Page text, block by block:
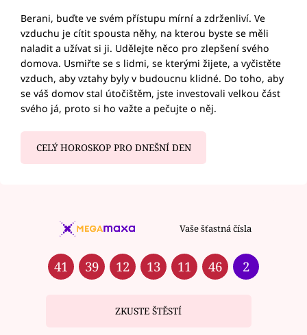
Berani, buďte ve svém přístupu mírní a zdrženliví. Ve
vzduchu je cítit spousta něhy, na kterou byste se měli
naladit a užívat si ji. Udělejte něco pro zlepšení svého
domova. Usmiřte se s lidmi, se kterými žijete, a vyčistěte
vzduch, aby vztahy byly v budoucnu klidné. Do toho, aby
se váš domov stal útočištěm, jste investovali velkou část
svého já, proto si ho važte a pečujte o něj.
CELÝ HOROSKOP PRO DNEŠNÍ DEN
Vaše šťastná čísla
41 39 12 13 11 46 2
ZKUSTE ŠTĚSTÍ